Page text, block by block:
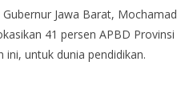
Gubernur Jawa Barat, Mochamad
41 persen APBD Provinsi
ini, untuk dunia pendidikan.